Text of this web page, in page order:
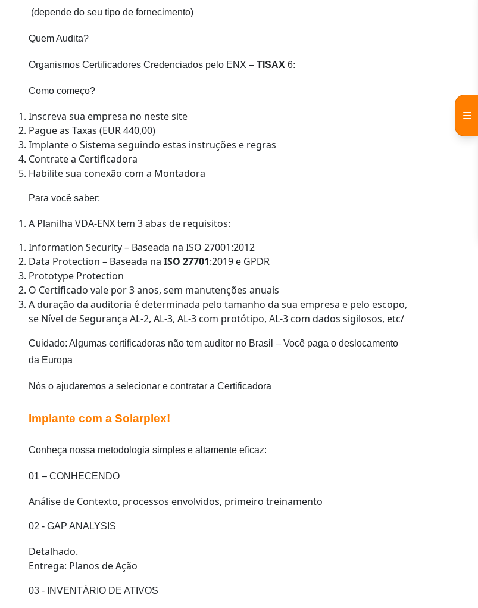
(depende do seu tipo de fornecimento)
Quem Audita?
Organismos Certificadores Credenciados pelo ENX – TISAX 6:
Como começo?
Inscreva sua empresa no neste site
Pague as Taxas (EUR 440,00)
Implante o Sistema seguindo estas instruções e regras
Contrate a Certificadora
Habilite sua conexão com a Montadora
Para você saber;
A Planilha VDA-ENX tem 3 abas de requisitos:
Information Security – Baseada na ISO 27001:2012
Data Protection – Baseada na ISO 27701:2019 e GPDR
Prototype Protection
O Certificado vale por 3 anos, sem manutenções anuais
A duração da auditoria é determinada pelo tamanho da sua empresa e pelo escopo,
se Nível de Segurança AL-2, AL-3, AL-3 com protótipo, AL-3 com dados sigilosos, etc/
Cuidado: Algumas certificadoras não tem auditor no Brasil – Você paga o deslocamento
da Europa
Nós o ajudaremos a selecionar e contratar a Certificadora
Implante com a Solarplex!
Conheça nossa metodologia simples e altamente eficaz:
01 – CONHECENDO
Análise de Contexto, processos envolvidos, primeiro treinamento
02 - GAP ANALYSIS
Detalhado.
Entrega: Planos de Ação
03 - INVENTÁRIO DE ATIVOS